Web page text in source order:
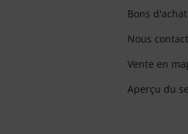
Bons d'achat
Nous
Vente en
Aperçu du